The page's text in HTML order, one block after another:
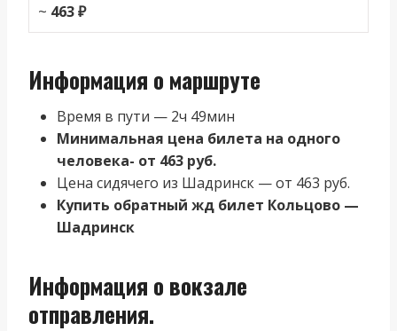
~ 463 ₽
Информация о маршруте
Время в пути — 2ч 49мин
Минимальная цена билета на одного
человека- от 463 руб.
Цена сидячего из Шадринск — от 463 руб.
Купить обратный жд билет Кольцово —
Шадринск
Информация о вокзале
отправления.